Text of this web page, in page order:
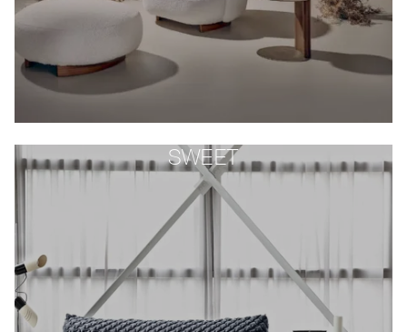
SWEET